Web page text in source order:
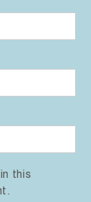
this